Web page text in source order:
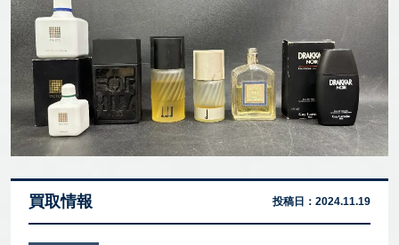
買取情報 投稿日： 2024.11.19